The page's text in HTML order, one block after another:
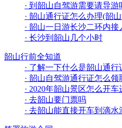
· 到韶山自驾游需要请导游
· 韶山通行证怎么办理(韶
· 韶山一日游长沙二环内
· 长沙到韶山几个小时
韶山行前全知道
· 了解一下什么是韶山通行
· 韶山自驾游通行证怎么领
· 2020年韶山景区怎么开车
· 去韶山要门票吗
· 去韶山能直接开车到滴水